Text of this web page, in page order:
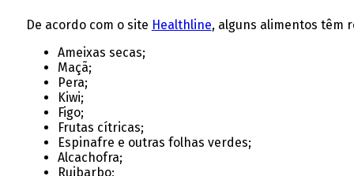
De acordo com o site Healthline, alguns alimentos têm
Ameixas secas;
Maçã;
Pera;
Kiwi;
Figo;
Frutas cítricas;
Espinafre e outras folhas verdes;
Alcachofra;
Ruibarbo;